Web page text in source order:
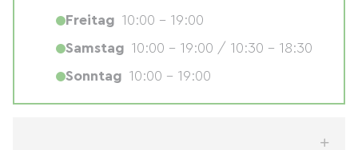
Freitag 10:00 - 19:00
Samstag 10:00 - 19:00 / 10:30 - 18:30
Sonntag 10:00 - 19:00